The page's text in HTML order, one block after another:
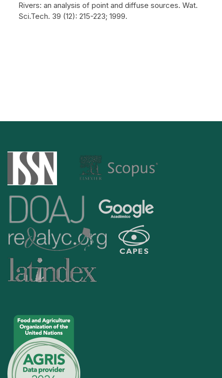
Rivers: an analysis of point and diffuse sources. Wat.
Sci.Tech. 39 (12): 215-223; 1999.